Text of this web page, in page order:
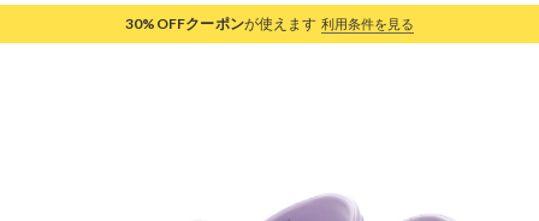
30%OFFクーポンが使えます 利用条件を見る